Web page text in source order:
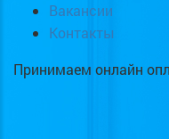
Вакансии
Контакты
Принимаем онлайн